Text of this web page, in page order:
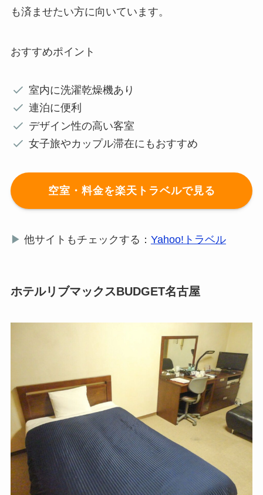
も済ませたい方に向いています。
おすすめポイント
室内に洗濯乾燥機あり
連泊に便利
デザイン性の高い客室
女子旅やカップル滞在にもおすすめ
空室・料金を楽天トラベルで見る
▶ 他サイトもチェックする： Yahoo!トラベル
ホテルリブマックスBUDGET名古屋